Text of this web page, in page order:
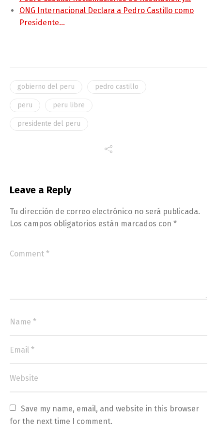
ONG Internacional Declara a Pedro Castillo como
Presidente…
gobierno del peru pedro castillo
peru peru libre
presidente del peru
Leave a Reply
Tu dirección de correo electrónico no será publicada.
Los campos obligatorios están marcados con *
Save my name, email, and website in this browser
for the next time I comment.